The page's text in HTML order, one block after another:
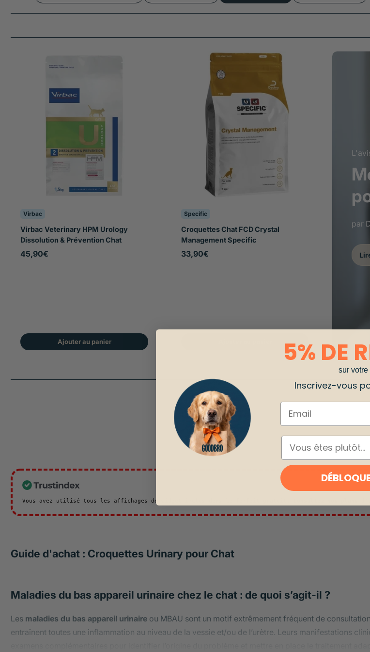
Virbac
Virbac Veterinary HPM Urology
Dissolution & Prévention Chat
45,90€
Ajouter au panier
Specific
Croquettes Chat FCD Crystal
Management Specific
33,90€
par
Vous avez utilisé tous les affichages de widget inclus dans le forfait gratuit.
Guide d'achat : Croquettes Urinary pour Chat
Maladies du bas appareil urinaire chez le chat : de quoi s’agit-il ?
Les maladies du bas appareil urinaire ou MBAU sont un motif extrêmement fréquent de
entraînent toutes une inflammation au niveau de la vessie et/ou de l’urètre. Leurs manifestations
5% DE
sur
Inscrivez-vous
Email
ESPÈCE